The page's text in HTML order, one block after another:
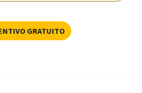
GRATUITO